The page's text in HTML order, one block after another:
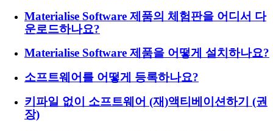
Materialise Software 제품의 체험판을 어디서 다
운로드하나요?
Materialise Software 제품을 어떻게 설치하나요?
소프트웨어를 어떻게 등록하나요?
키파일 없이 소프트웨어 (재)액티베이션하기 (권
장)